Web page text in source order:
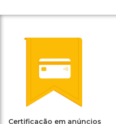
Certificação em anúncios